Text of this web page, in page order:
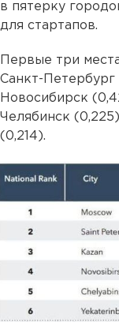
в пятерку
для стартапов.
Первые три
Санкт-Петербург
Новосибирск
Челябинск
(0,214).